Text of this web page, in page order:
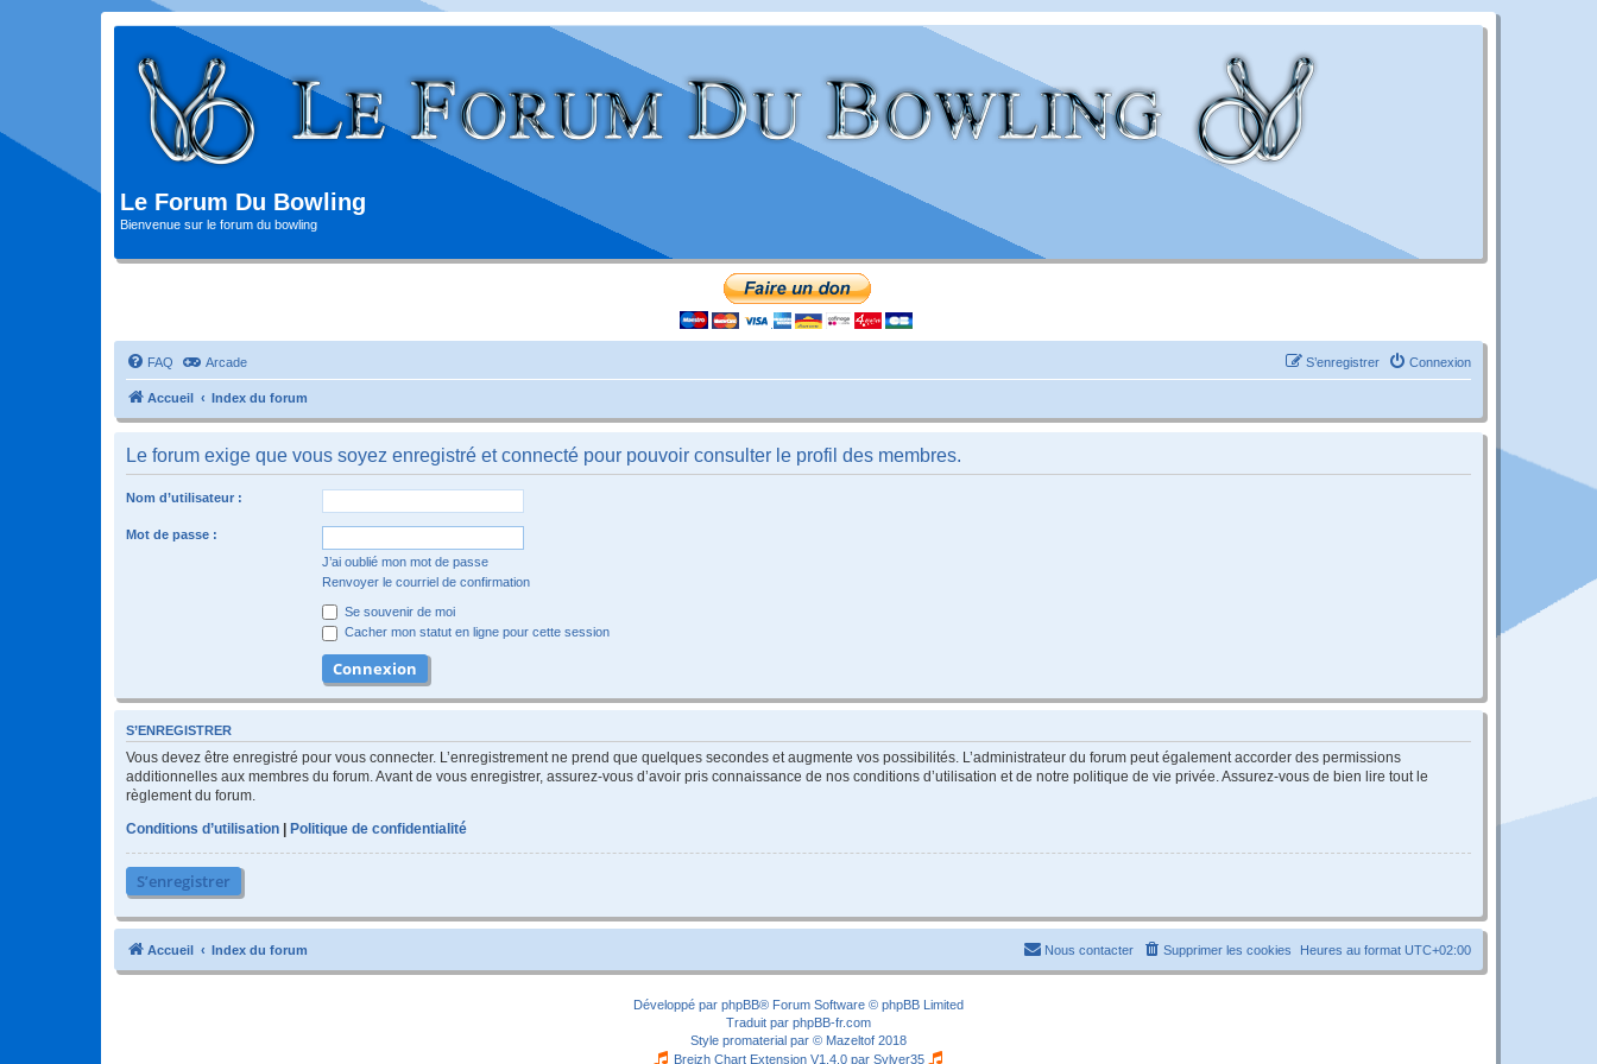
Le Forum Du Bowling
Bienvenue sur le forum du bowling
FAQ Arcade Connexion
S’enregistrer
Accueil Index du forum
Le forum exige que vous soyez enregistré et connecté pour pouvoir consulter le profil des membres.
Nom d’utilisateur :
Mot de passe :
J’ai oublié mon mot de passe
Renvoyer le courriel de confirmation
Se souvenir de moi
Cacher mon statut en ligne pour cette session
S’ENREGISTRER
Vous devez être enregistré pour vous connecter. L’enregistrement ne prend que quelques secondes et augmente vos possibilités. L’administrateur du forum peut également accorder des permissions
additionnelles aux membres du forum. Avant de vous enregistrer, assurez-vous d’avoir pris connaissance de nos conditions d’utilisation et de notre politique de vie privée. Assurez-vous de bien lire tout le
règlement du forum.
Conditions d’utilisation
Politique de confidentialité
S’enregistrer
Accueil Index du forum Heures au format UTC+02:00
Supprimer les cookies
Nous contacter
Développé par phpBB® Forum Software © phpBB Limited
Traduit par phpBB-fr.com
Style promaterial par © Mazeltof 2018
Breizh Chart Extension V1.4.0 par Sylver35